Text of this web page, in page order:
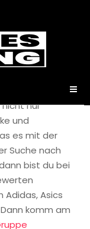
fast
Profi, mit
nur
und
es mit der
Suche nach
bist du bei
Asics
komm am